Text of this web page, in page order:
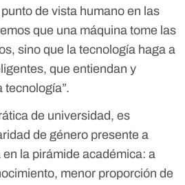
de vista humano en las
que una máquina tome las
sino que la tecnología haga a
que entiendan y
tecnología”.
de universidad, es
de género presente a
la pirámide académica: a
menor proporción de